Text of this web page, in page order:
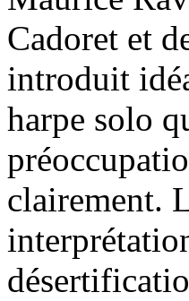
Cadoret et
introduit
harpe solo
clairement.